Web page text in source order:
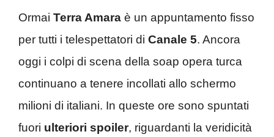
Ormai Terra Amara è un appuntamento fisso
per tutti i telespettatori di Canale 5. Ancora
oggi i colpi di scena della soap opera turca
continuano a tenere incollati allo schermo
milioni di italiani. In queste ore sono spuntati
fuori ulteriori spoiler, riguardanti la veridicità